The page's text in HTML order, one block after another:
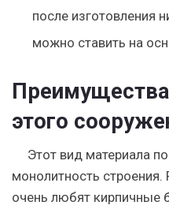
после изготовления
можно ставить на
этого
Этот вид материала
монолитность
очень любят кирпичные